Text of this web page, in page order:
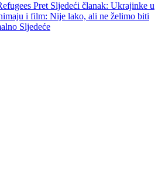
Pret Sljedeći članak: Ukrajinke u
i film: Nije lako, ali ne želimo biti
Sljedeće